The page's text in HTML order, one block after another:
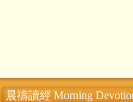
晨禱讀經 Morning